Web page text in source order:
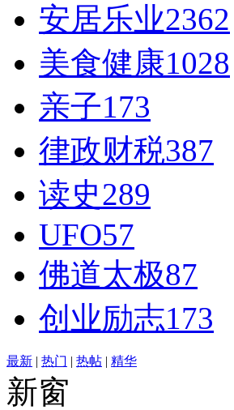
安居乐业2362
美食健康1028
亲子173
律政财税387
读史289
UFO57
佛道太极87
创业励志173
最新 | 热门 | 热帖 | 精华
新窗